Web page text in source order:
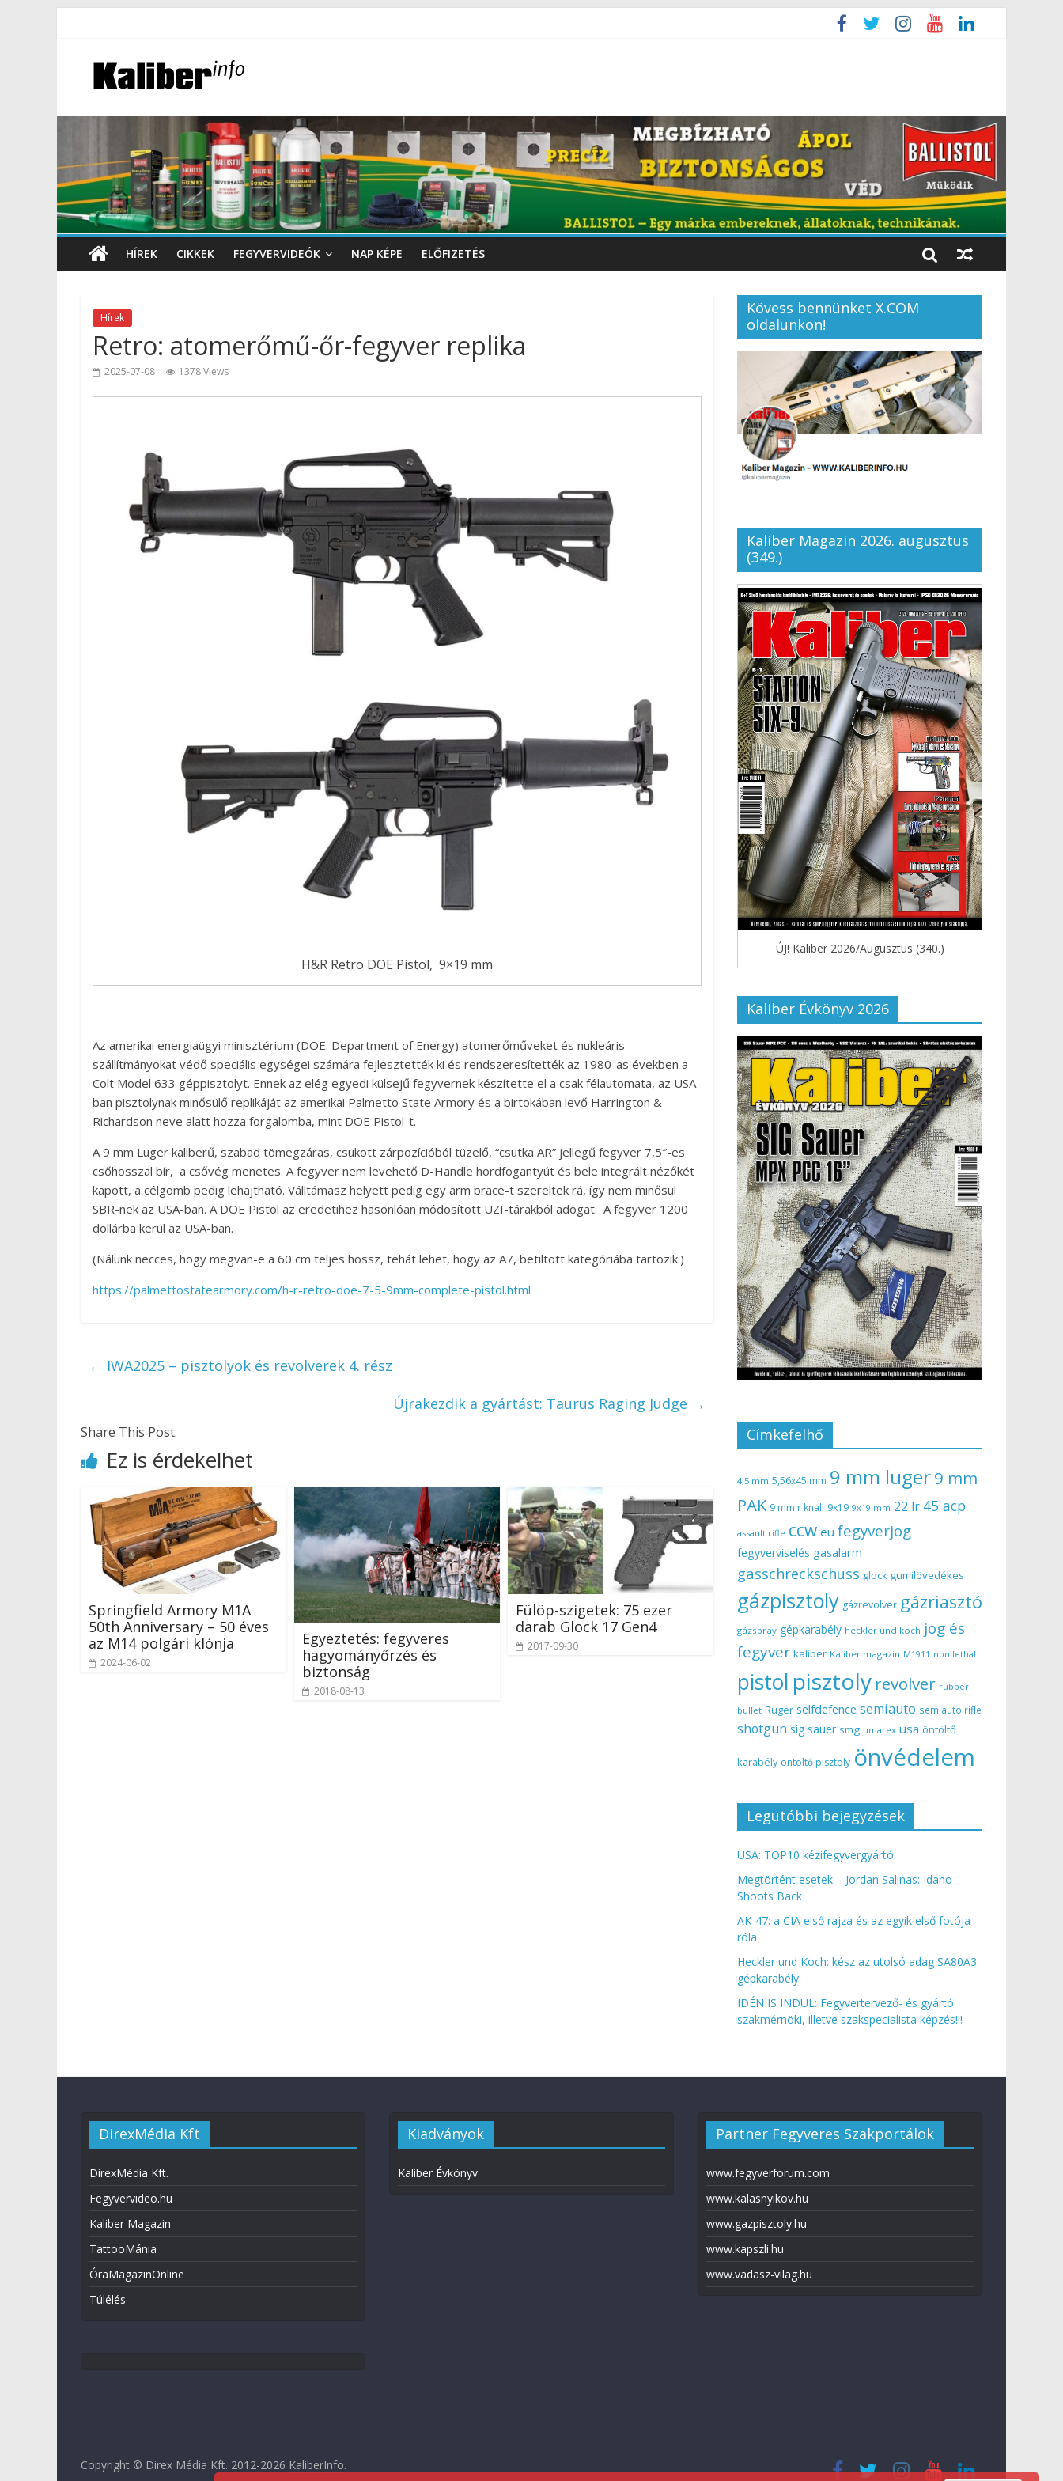
HÍREK CIKKEK FEGYVERVIDEÓK NAP KÉPE ELŐFIZETÉS
Hírek
Retro: atomerőmű-őr-fegyver replika
2025-07-08 1378 Views
H&R Retro DOE Pistol, 9×19 mm
Az amerikai energiaügyi minisztérium (DOE: Department of Energy) atomerőműveket és nukleáris
szállítmányokat védő speciális egységei számára fejlesztették ki és rendszeresítették az 1980-as években a
Colt Model 633 géppisztolyt. Ennek az elég egyedi külsejű fegyvernek készítette el a csak félautomata, az USA-
ban pisztolynak minősülő replikáját az amerikai Palmetto State Armory és a birtokában levő Harrington &
Richardson neve alatt hozza forgalomba, mint DOE Pistol-t.
A 9 mm Luger kaliberű, szabad tömegzáras, csukott zárpozícióból tüzelő, “csutka AR” jellegű fegyver 7,5″-es
csőhosszal bír, a csővég menetes. A fegyver nem levehető D-Handle hordfogantyút és bele integrált nézőkét
kapott, a célgömb pedig lehajtható. Válltámasz helyett pedig egy arm brace-t szereltek rá, így nem minősül
SBR-nek az USA-ban. A DOE Pistol az eredetihez hasonlóan módosított UZI-tárakból adogat. A fegyver 1200
dollárba kerül az USA-ban.
(Nálunk necces, hogy megvan-e a 60 cm teljes hossz, tehát lehet, hogy az A7, betiltott kategóriába tartozik.)
https://palmettostatearmory.com/h-r-retro-doe-7-5-9mm-complete-pistol.html
← IWA2025 – pisztolyok és revolverek 4. rész
Újrakezdik a gyártást: Taurus Raging Judge →
Share This Post:
Ez is érdekelhet
Springfield Armory M1A
50th Anniversary – 50 éves
az M14 polgári klónja
2024-06-02
Egyeztetés: fegyveres
hagyományőrzés és
biztonság
2018-08-13
Fülöp-szigetek: 75 ezer
darab Glock 17 Gen4
2017-09-30
Kövess bennünket X.COM
oldalunkon!
Kaliber Magazin 2026. augusztus
(349.)
ÚJ! Kaliber 2026/Augusztus (340.)
Kaliber Évkönyv 2026
Címkefelhő
4,5 mm 5,56x45 mm 9 mm luger9 mm
PAK 9 mm r knall 9x19 9x19 mm 22 lr 45 acp
assault rifle ccw eu fegyverjog
fegyverviselés gasalarm
gasschreckschuss glock gumilövedékes
gázpisztoly gázrevolver gázriasztó
gázspray gépkarabély heckler und koch jog és
fegyver kaliber Kaliber magazin M1911 non lethal
pistol pisztoly revolver rubber
bullet Ruger selfdefence semiauto semiauto rifle
shotgun sig sauer smg umarex usa öntöltő
karabély öntöltő pisztoly önvédelem
Legutóbbi bejegyzések
USA: TOP10 kézifegyvergyártó
Megtörtént esetek – Jordan Salinas: Idaho
Shoots Back
AK-47: a CIA első rajza és az egyik első fotója
róla
Heckler und Koch: kész az utolsó adag SA80A3
gépkarabély
IDÉN IS INDUL: Fegyvertervező- és gyártó
szakmérnöki, illetve szakspecialista képzés!!!
DirexMédia Kft
DirexMédia Kft.
Fegyvervideo.hu
Kaliber Magazin
TattooMánia
ÓraMagazinOnline
Túlélés
Kiadványok
Kaliber Évkönyv
Partner Fegyveres Szakportálok
www.fegyverforum.com
www.kalasnyikov.hu
www.gazpisztoly.hu
www.kapszli.hu
www.vadasz-vilag.hu
Copyright © Direx Média Kft. 2012-2026 KaliberInfo.